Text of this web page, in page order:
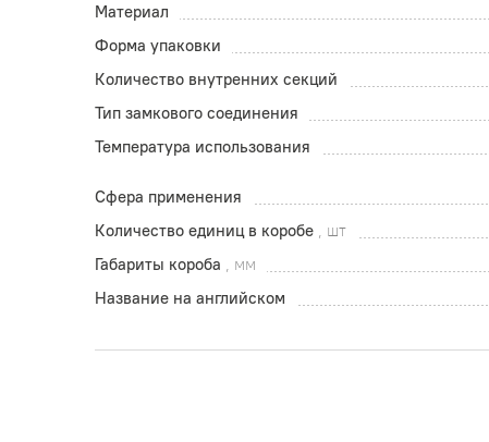
Материал
Форма упаковки
Количество внутренних секций
Тип замкового соединения
Температура использования
Сфера применения
Количество единиц в коробе , шт
Габариты короба , мм
Название на английском